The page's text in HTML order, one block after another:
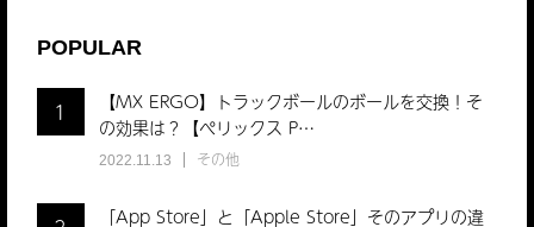
POPULAR
1
【MX ERGO】トラックボールのボールを交換！そ
の効果は？【ぺリックス P…
2022.11.13 その他
「App Store」と「Apple Store」そのアプリの違